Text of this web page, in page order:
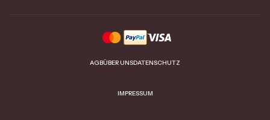
AGBÜBER UNSDATENSCHUTZ
IMPRESSUM